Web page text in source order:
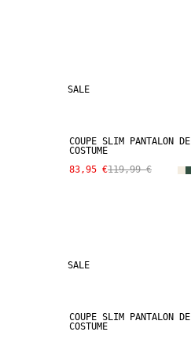
SALE
COUPE SLIM PANTALON DE
COSTUME
83,95 €119,99 €
SALE
COUPE SLIM PANTALON DE
COSTUME